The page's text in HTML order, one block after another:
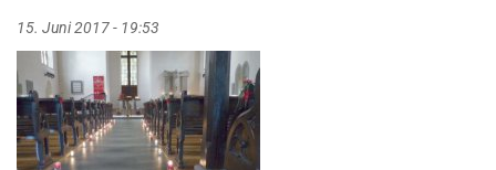
15. Juni 2017 - 19:53